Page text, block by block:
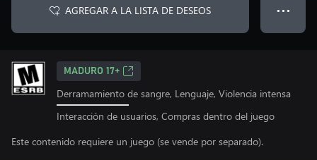
AGREGAR A LA LISTA DE DESEOS ● ● ●
MADURO 17+
Derramamiento de sangre, Lenguaje, Violencia intensa
Interacción de usuarios, Compras dentro del juego
Este contenido requiere un juego (se vende por separado).